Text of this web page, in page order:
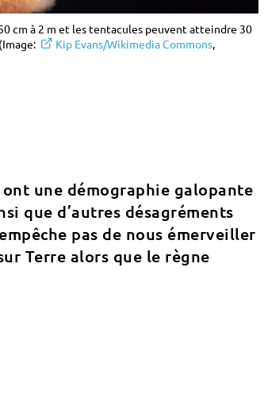
cm à 2 m et les tentacules peuvent atteindre 30
Kip Evans/Wikimedia Commons,
une démographie galopante
que d’autres désagréments
pas de nous émerveiller
Terre alors que le règne